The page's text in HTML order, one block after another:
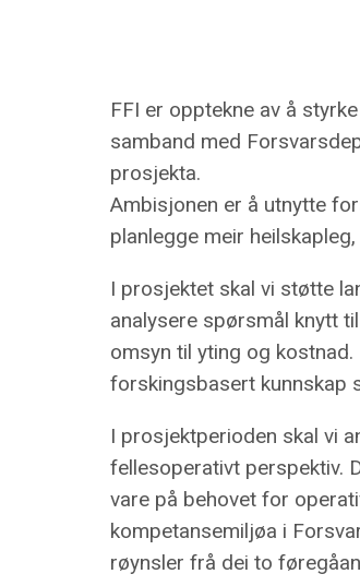
FFI er opptekne av å
samband med
prosjekta.
Ambisjonen er å utnytte
planlegge meir
I prosjektet skal vi støtte
analysere spørsmål knytt
omsyn til yting og
forskingsbasert kunnskap
I prosjektperioden skal vi
fellesoperativt perspektiv.
vare på behovet for
kompetansemiljøa i
røynsler frå dei to